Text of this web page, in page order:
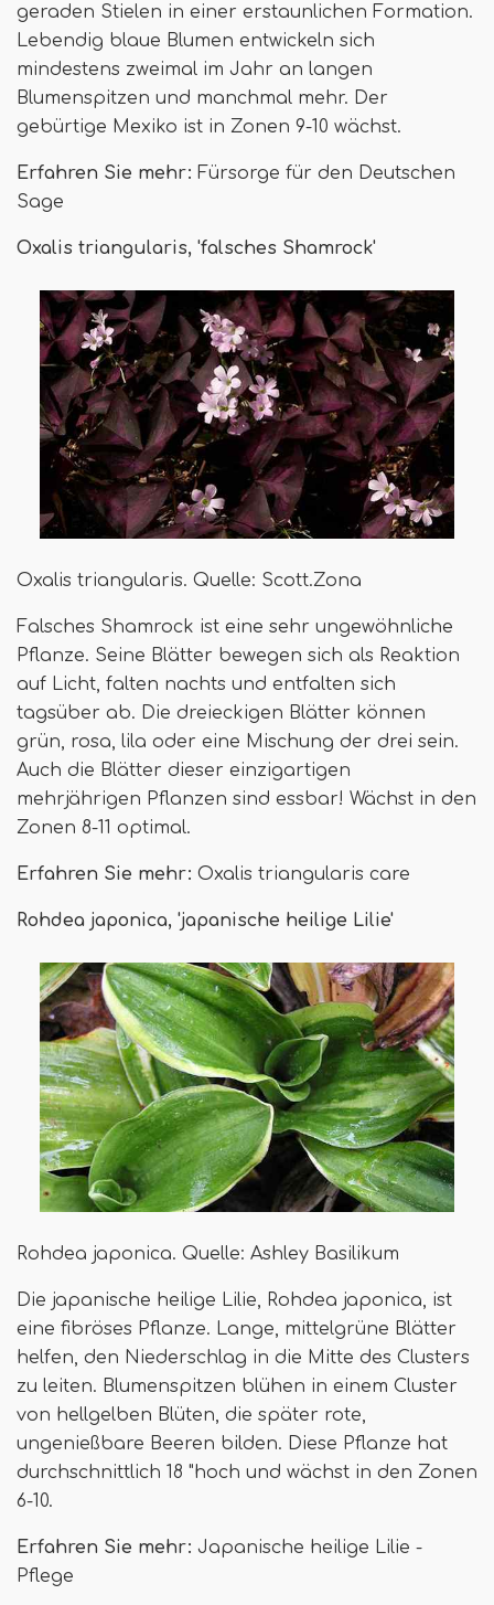
geraden Stielen in einer erstaunlichen Formation.
Lebendig blaue Blumen entwickeln sich
mindestens zweimal im Jahr an langen
Blumenspitzen und manchmal mehr. Der
gebürtige Mexiko ist in Zonen 9-10 wächst.
Erfahren Sie mehr: Fürsorge für den Deutschen
Sage
Oxalis triangularis, 'falsches Shamrock'
Oxalis triangularis. Quelle: Scott.Zona
Falsches Shamrock ist eine sehr ungewöhnliche
Pflanze. Seine Blätter bewegen sich als Reaktion
auf Licht, falten nachts und entfalten sich
tagsüber ab. Die dreieckigen Blätter können
grün, rosa, lila oder eine Mischung der drei sein.
Auch die Blätter dieser einzigartigen
mehrjährigen Pflanzen sind essbar! Wächst in den
Zonen 8-11 optimal.
Erfahren Sie mehr: Oxalis triangularis care
Rohdea japonica, 'japanische heilige Lilie'
Rohdea japonica. Quelle: Ashley Basilikum
Die japanische heilige Lilie, Rohdea japonica, ist
eine fibröses Pflanze. Lange, mittelgrüne Blätter
helfen, den Niederschlag in die Mitte des Clusters
zu leiten. Blumenspitzen blühen in einem Cluster
von hellgelben Blüten, die später rote,
ungenießbare Beeren bilden. Diese Pflanze hat
durchschnittlich 18 "hoch und wächst in den Zonen
6-10.
Erfahren Sie mehr: Japanische heilige Lilie -
Pflege